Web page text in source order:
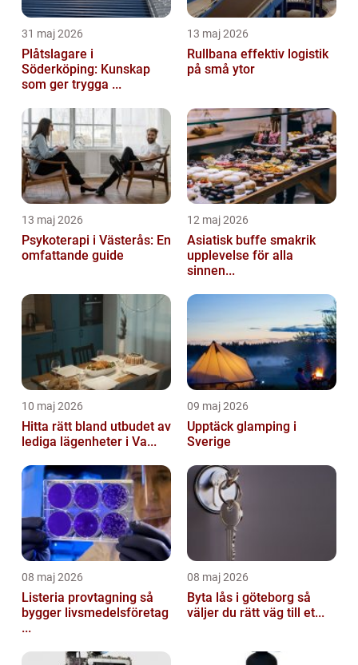
31 maj 2026
Plåtslagare i
Söderköping: Kunskap
som ger trygga ...
13 maj 2026
Rullbana effektiv logistik
på små ytor
13 maj 2026
Psykoterapi i Västerås: En
omfattande guide
12 maj 2026
Asiatisk buffe smakrik
upplevelse för alla
sinnen...
10 maj 2026
Hitta rätt bland utbudet av
lediga lägenheter i Va...
09 maj 2026
Upptäck glamping i
Sverige
08 maj 2026
Listeria provtagning så
bygger livsmedelsföretag
...
08 maj 2026
Byta lås i göteborg så
väljer du rätt väg till et...